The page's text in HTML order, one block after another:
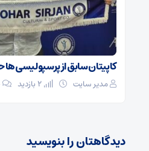
کاپیتان سابق از
مدیر سایت
دیدگاهتان را بنویسید